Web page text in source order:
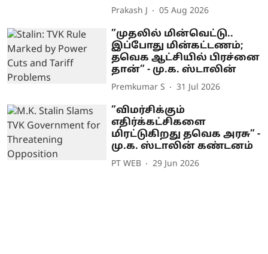
Prakash J 05 Aug 2026
”முதலில் மின்வெட்டு..
இப்போது மின்கட்டணம்;
தவெக ஆட்சியில் பிரச்னை
தான்” - மு.க. ஸ்டாலின்
Premkumar S 31 Jul 2026
”விமர்சிக்கும்
எதிர்க்கட்சிகளை
மிரட்டுகிறது தவெக அரசு” -
மு.க. ஸ்டாலின் கண்டனம்
PT WEB 29 Jun 2026